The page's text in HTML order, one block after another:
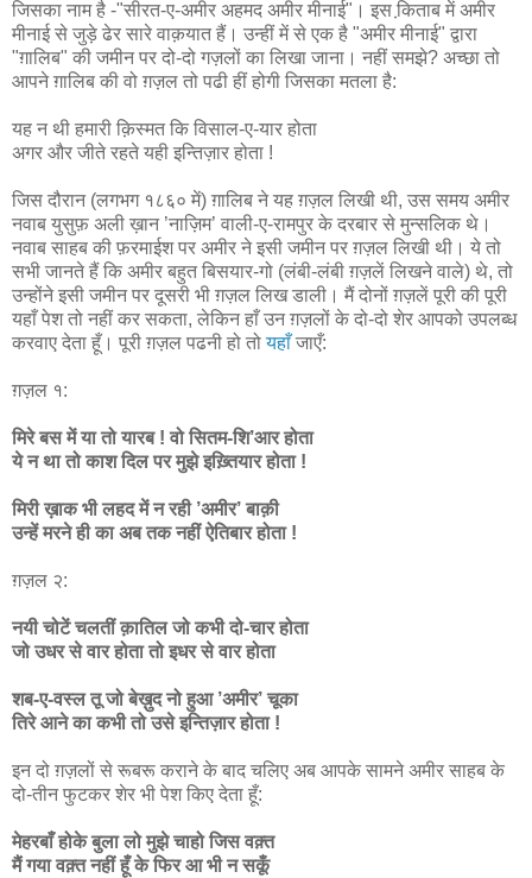
जिसका नाम है -"सीरत-ए-अमीर अहमद अमीर मीनाई"। इस कि़ताब में अमीर
मीनाई से जुड़े ढेर सारे वाक़यात हैं। उन्हीं में से एक है "अमीर मीनाई" द्वारा
"ग़ालिब" की जमीन पर दो-दो गज़लों का लिखा जाना। नहीं समझे? अच्छा तो
आपने ग़ालिब की वो ग़ज़ल तो पढी हीं होगी जिसका मतला है:
यह न थी हमारी क़िस्मत कि विसाल-ए-यार होता
अगर और जीते रहते यही इन्तिज़ार होता !
जिस दौरान (लगभग १८६० में) ग़ालिब ने यह ग़ज़ल लिखी थी, उस समय अमीर
नवाब युसुफ़ अली ख़ान ’नाज़िम’ वाली-ए-रामपुर के दरबार से मुन्सलिक थे।
नवाब साहब की फ़रमाईश पर अमीर ने इसी जमीन पर ग़ज़ल लिखी थी। ये तो
सभी जानते हैं कि अमीर बहुत बिसयार-गो (लंबी-लंबी ग़ज़लें लिखने वाले) थे, तो
उन्होंने इसी जमीन पर दूसरी भी ग़ज़ल लिख डाली। मैं दोनों ग़ज़लें पूरी की पूरी
यहाँ पेश तो नहीं कर सकता, लेकिन हाँ उन ग़ज़लों के दो-दो शेर आपको उपलब्ध
करवाए देता हूँ। पूरी ग़ज़ल पढनी हो तोयहाँजाएँ:
ग़ज़ल १:
मिरे बस में या तो यारब ! वो सितम-शि’आर होता
ये न था तो काश दिल पर मुझे इख़्तियार होता !
मिरी ख़ाक भी लहद में न रही ’अमीर’ बाक़ी
उन्हें मरने ही का अब तक नहीं ऐतिबार होता !
ग़ज़ल २:
नयी चोटें चलतीं क़ातिल जो कभी दो-चार होता
जो उधर से वार होता तो इधर से वार होता
शब-ए-वस्ल तू जो बेख़ुद नो हुआ ’अमीर’ चूका
तिरे आने का कभी तो उसे इन्तिज़ार होता !
इन दो ग़ज़लों से रूबरू कराने के बाद चलिए अब आपके सामने अमीर साहब के
दो-तीन फुटकर शेर भी पेश किए देता हूँ:
मेहरबाँ होके बुला लो मुझे चाहो जिस वक़्त
मैं गया वक़्त नहीं हूँ के फिर आ भी न सकूँ